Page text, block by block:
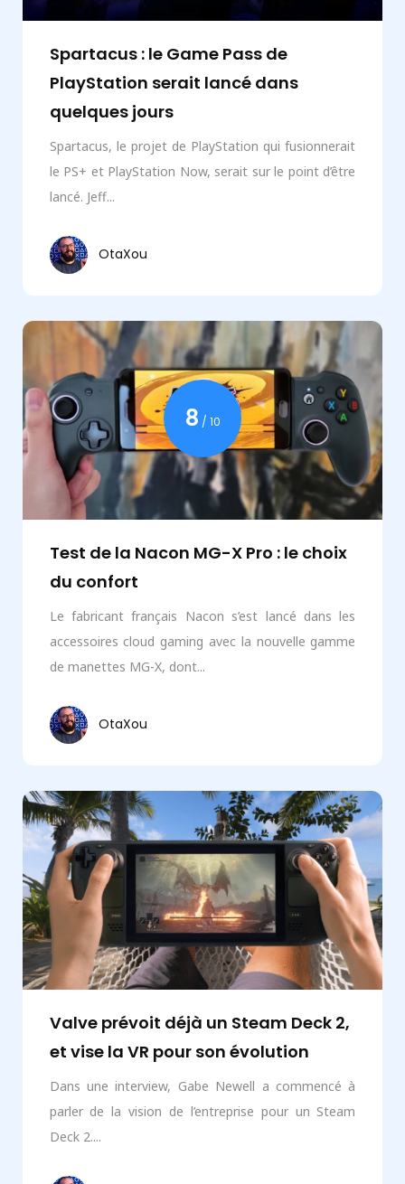
Spartacus : le Game Pass de
PlayStation serait lancé dans
quelques jours
Spartacus, le projet de PlayStation qui fusionnerait
le PS+ et PlayStation Now, serait sur le point d’être
lancé. Jeff...
OtaXou
8 / 10
Test de la Nacon MG-X Pro : le choix
du confort
Le fabricant français Nacon s’est lancé dans les
accessoires cloud gaming avec la nouvelle gamme
de manettes MG-X, dont...
OtaXou
Valve prévoit déjà un Steam Deck 2,
et vise la VR pour son évolution
Dans une interview, Gabe Newell a commencé à
parler de la vision de l’entreprise pour un Steam
Deck 2....